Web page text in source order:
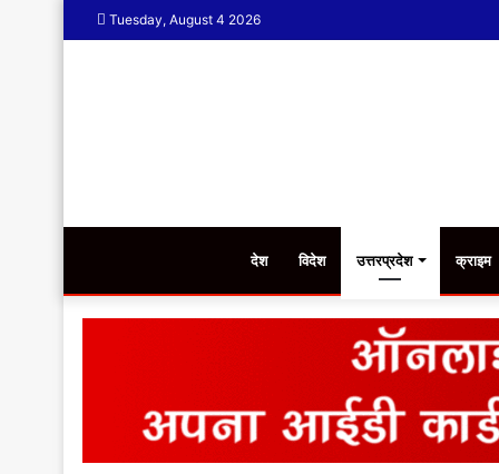
Tuesday, August 4 2026
देश विदेश उत्तरप्रदेश क्राइम